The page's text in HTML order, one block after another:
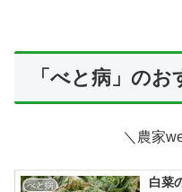
「べと病」の
＼農家
べと病 白菜